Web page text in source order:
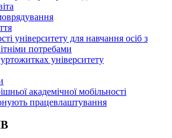
університету для навчання осіб з
потребами
університету
академічної мобільності
працевлаштування